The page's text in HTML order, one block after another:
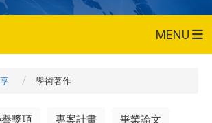
MENU
學術著作
獎項 專案計畫 畢業論文